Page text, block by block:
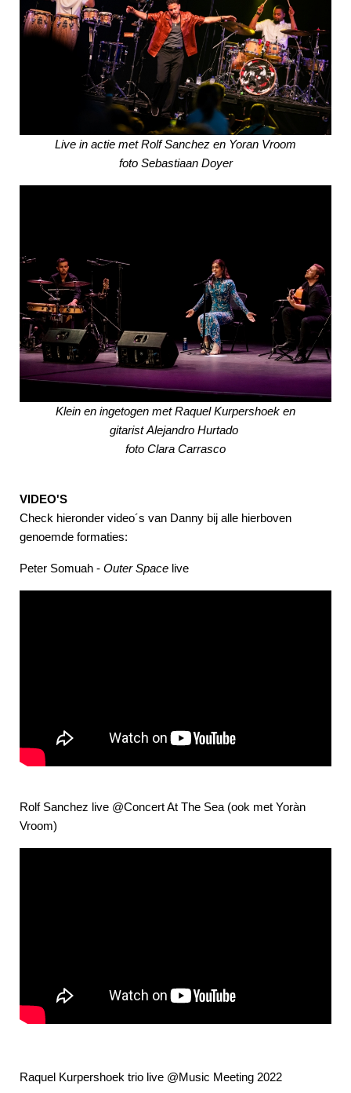
Live in actie met Rolf Sanchez en Yoran Vroom
foto Sebastiaan Doyer
Klein en ingetogen met Raquel Kurpershoek en
gitarist Alejandro Hurtado
foto Clara Carrasco
VIDEO'S
Check hieronder video´s van Danny bij alle hierboven
genoemde formaties:
Peter Somuah - Outer Space live
Rolf Sanchez live @Concert At The Sea (ook met Yoràn
Vroom)
Raquel Kurpershoek trio live @Music Meeting 2022